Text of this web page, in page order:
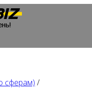
сферам) /